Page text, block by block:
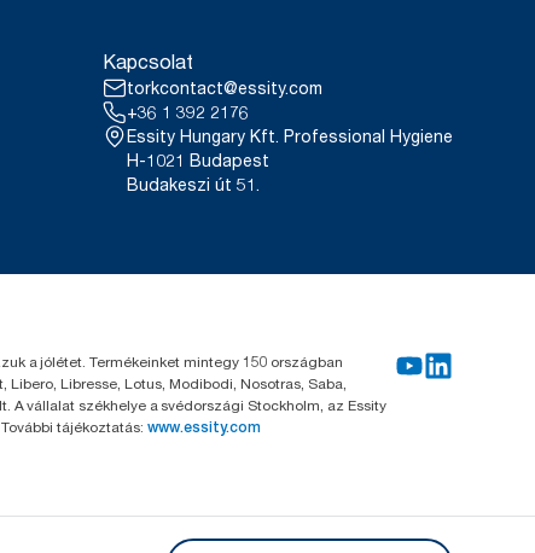
Kapcsolat
torkcontact@essity.com
+36 1 392 2176
Essity Hungary Kft. Professional Hygiene
H-1021 Budapest
Budakeszi út 51.
a jólétet. Termékeinket mintegy 150 országban
Libresse, Lotus, Modibodi, Nosotras, Saba,
A vállalat székhelye a svédországi Stockholm, az Essity
tájékoztatás: www.essity.com